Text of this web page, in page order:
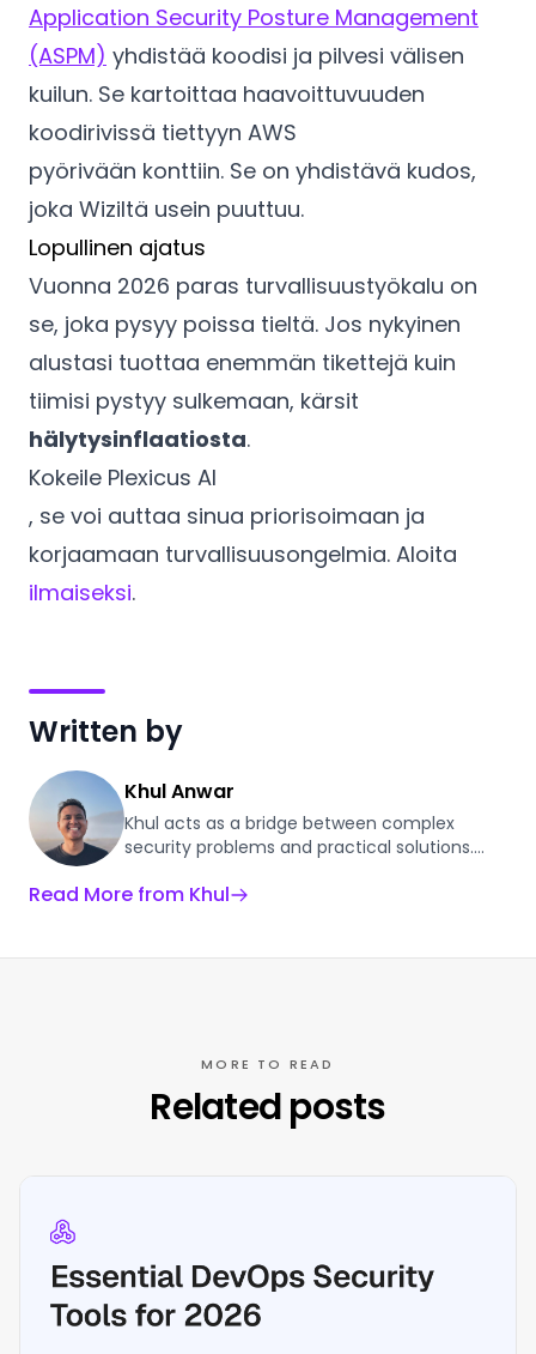
Application Security Posture Management
(ASPM) yhdistää koodisi ja pilvesi välisen
kuilun. Se kartoittaa haavoittuvuuden
koodirivissä tiettyyn AWS
pyörivään konttiin. Se on yhdistävä kudos,
joka Wiziltä usein puuttuu.
Lopullinen ajatus
Vuonna 2026 paras turvallisuustyökalu on
se, joka pysyy poissa tieltä. Jos nykyinen
alustasi tuottaa enemmän tikettejä kuin
tiimisi pystyy sulkemaan, kärsit
hälytysinflaatiosta.
Kokeile Plexicus AI
, se voi auttaa sinua priorisoimaan ja
korjaamaan turvallisuusongelmia. Aloita
ilmaiseksi.
Written by
Khul Anwar
Khul acts as a bridge between complex
security problems and practical solutions.
workflows, he applies those same efficiency
Read More from Khul
MORE TO READ
Related posts